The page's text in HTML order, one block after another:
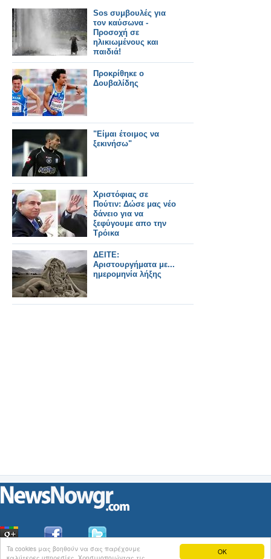
OK
Ta cookies μας βοηθούν να σας παρέχουμε
Sos συμβουλές για
τον καύσωνα -
Προσοχή σε
ηλικιωμένους και
παιδιά!
Προκρίθηκε ο
Δουβαλίδης
"Είμαι έτοιμος να
ξεκινήσω"
Χριστόφιας σε
Πούτιν: Δώσε μας νέο
δάνειο για να
ξεφύγουμε απο την
Τρόικα
ΔΕΙΤΕ:
Αριστουργήματα με...
ημερομηνία λήξης